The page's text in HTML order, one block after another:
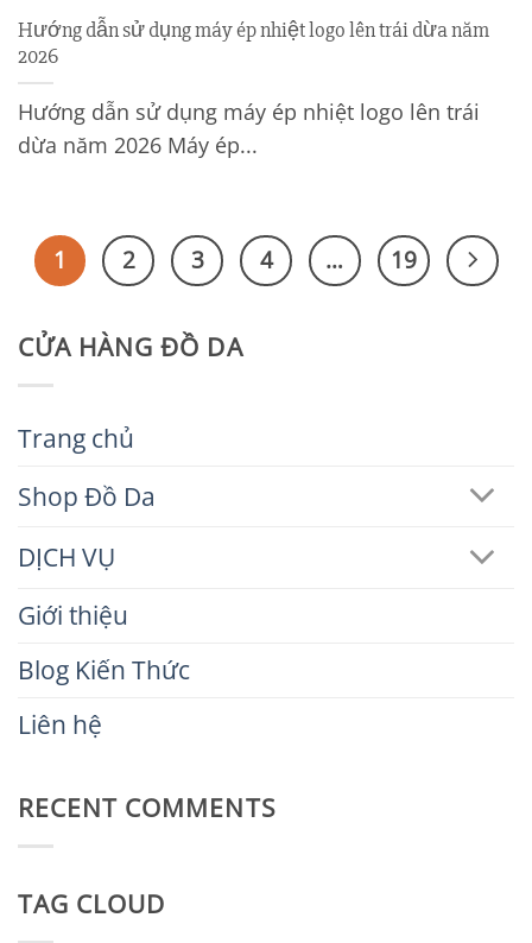
CỬA HÀNG ĐỒ DA
Trang chủ
Shop Đồ Da
DỊCH VỤ
Giới thiệu
Blog Kiến Thức
Liên hệ
RECENT COMMENTS
TAG CLOUD
Hướng dẫn sử dụng máy ép nhiệt logo lên trái dừa năm
2026
Hướng dẫn sử dụng máy ép nhiệt logo lên trái
dừa năm 2026 Máy ép...
1 2 3 4 … 19